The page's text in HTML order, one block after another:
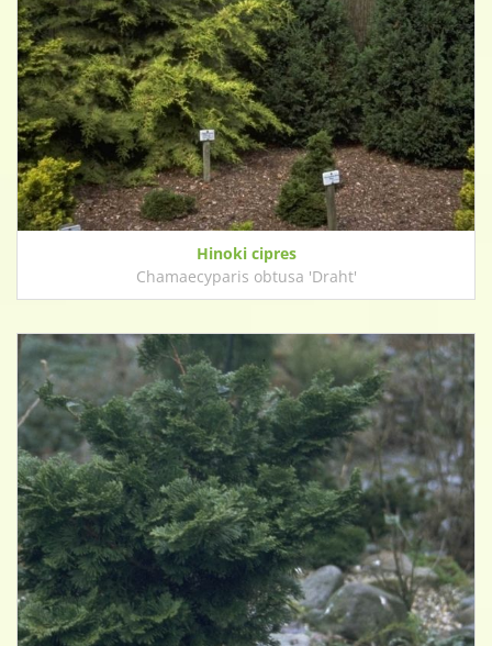
Hinoki cipres
Chamaecyparis obtusa 'Draht'